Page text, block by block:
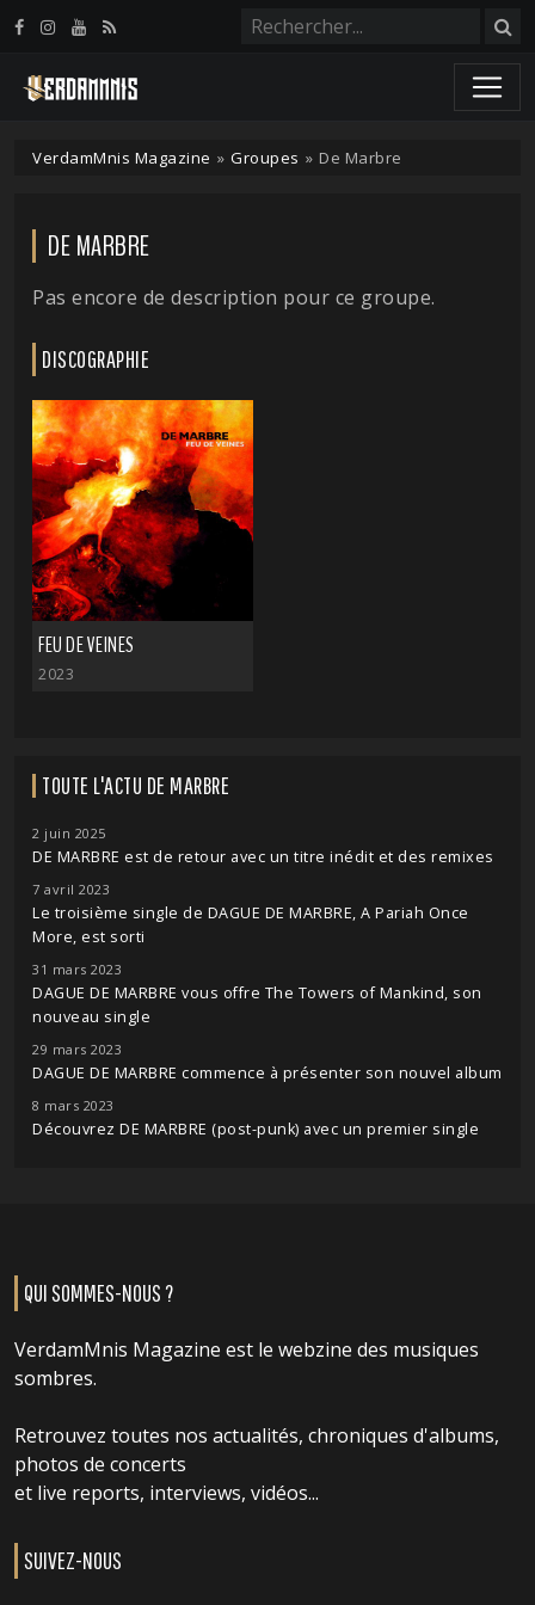
VerdamMnis Magazine » Groupes » De Marbre
DE MARBRE
Pas encore de description pour ce groupe.
DISCOGRAPHIE
FEU DE VEINES
2023
TOUTE L'ACTU DE MARBRE
2 juin 2025
DE MARBRE est de retour avec un titre inédit et des remixes
7 avril 2023
Le troisième single de DAGUE DE MARBRE, A Pariah Once
More, est sorti
31 mars 2023
DAGUE DE MARBRE vous offre The Towers of Mankind, son
nouveau single
29 mars 2023
DAGUE DE MARBRE commence à présenter son nouvel album
8 mars 2023
Découvrez DE MARBRE (post-punk) avec un premier single
QUI SOMMES-NOUS ?
VerdamMnis Magazine est le webzine des musiques
sombres.
Retrouvez toutes nos actualités, chroniques d'albums,
photos de concerts
et live reports, interviews, vidéos...
SUIVEZ-NOUS
Panneau de gestion des cookies